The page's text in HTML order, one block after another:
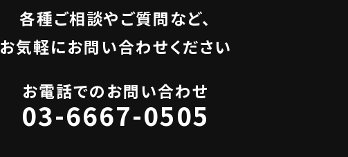
各種ご相談やご質問など、
お気軽にお問い合わせください
お電話でのお問い合わせ
03-6667-0505